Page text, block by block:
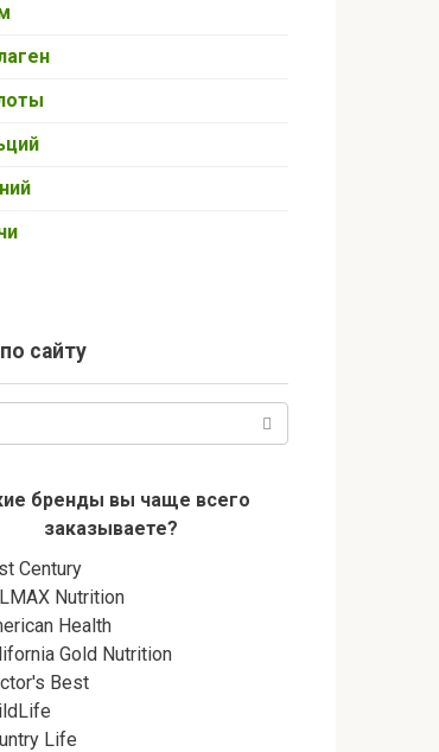
сайту
бренды вы чаще всего
заказываете?
Century
Nutrition
Health
Gold Nutrition
Best
Life